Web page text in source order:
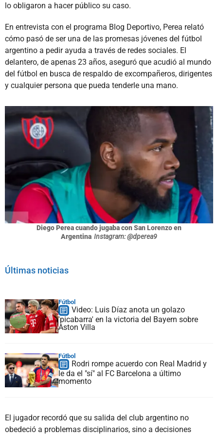
lo obligaron a hacer público su caso.
En entrevista con el programa Blog Deportivo, Perea relató
cómo pasó de ser una de las promesas jóvenes del fútbol
argentino a pedir ayuda a través de redes sociales. El
delantero, de apenas 23 años, aseguró que acudió al mundo
del fútbol en busca de respaldo de excompañeros, dirigentes
y cualquier persona que pueda tenderle una mano.
Diego Perea cuando jugaba con San Lorenzo en
Argentina Instagram: @dperea9
Últimas noticias
Fútbol
Video: Luis Díaz anota un golazo
'picabarra' en la victoria del Bayern sobre
Aston Villa
Fútbol
Rodri rompe acuerdo con Real Madrid y
le da el "sí" al FC Barcelona a último
momento
El jugador recordó que su salida del club argentino no
obedeció a problemas disciplinarios, sino a decisiones